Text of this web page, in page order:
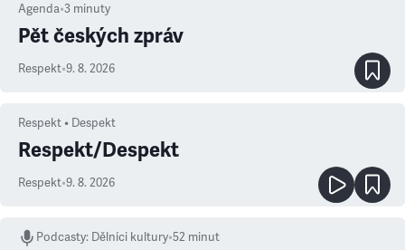
Agenda•3 minuty
Pět českých zpráv
Respekt•9. 8. 2026
Respekt • Despekt
Respekt/Despekt
Respekt•9. 8. 2026
Podcasty: Dělníci kultury•52 minut